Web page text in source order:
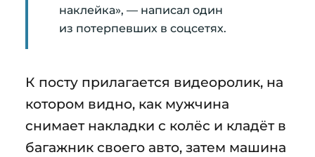
наклейка», — написал один
из потерпевших в соцсетях.
К посту прилагается видеоролик, на
котором видно, как мужчина
снимает накладки с колёс и кладёт в
багажник своего авто, затем машина